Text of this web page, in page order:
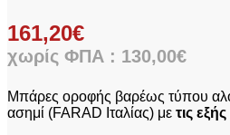
161,20€
χωρίς ΦΠΑ : 130,00€
Mπάρες οροφής βαρέως τύπου
ασημί (FARAD Ιταλίας) με τις